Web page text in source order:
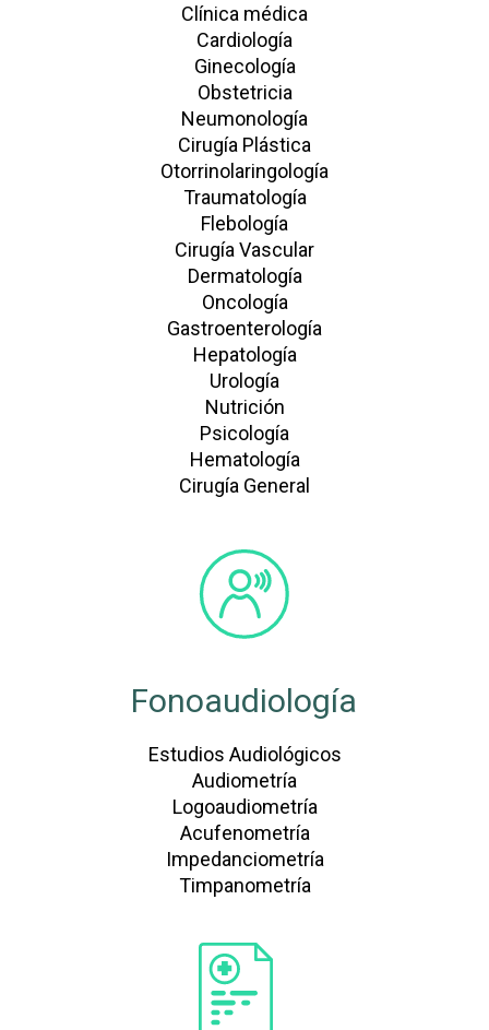
Clínica médica
Cardiología
Ginecología
Obstetricia
Neumonología
Cirugía Plástica
Otorrinolaringología
Traumatología
Flebología
Cirugía Vascular
Dermatología
Oncología
Gastroenterología
Hepatología
Urología
Nutrición
Psicología
Hematología
Cirugía General
Fonoaudiología
Estudios Audiológicos
Audiometría
Logoaudiometría
Acufenometría
Impedanciometría
Timpanometría